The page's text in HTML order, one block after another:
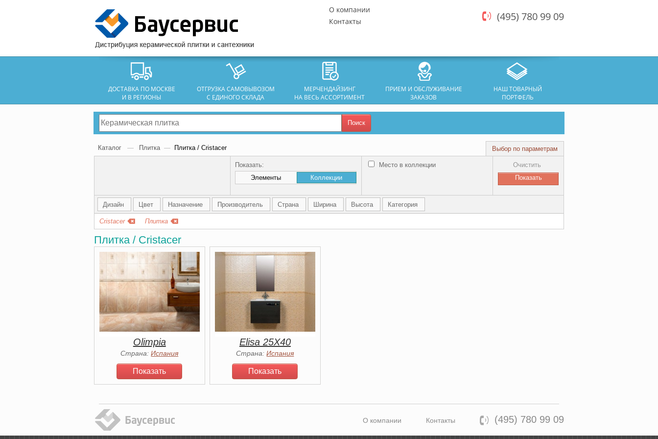
О компании
Контакты
(495) 780 99 09
ДОСТАВКА ПО МОСКВЕ
И В РЕГИОНЫ
ОТГРУЗКА САМОВЫВОЗОМ
С ЕДИНОГО СКЛАДА
МЕРЧЕНДАЙЗИНГ
НА ВЕСЬ АССОРТИМЕНТ
ПРИЕМ И ОБСЛУЖИВАНИЕ
ЗАКАЗОВ
НАШ ТОВАРНЫЙ
ПОРТФЕЛЬ
Поиск
Каталог — Плитка — Плитка / Cristacer Выбор по параметрам
Показать:
Элементы
Коллекции
Место в коллекции Очистить
Дизайн Цвет Назначение Производитель Страна Ширина Высота Категория
Cristacer Плитка
Плитка / Cristacer
Olimpia
Страна:Испания
Показать
Elisa 25Х40
Страна:Испания
Показать
О компании Контакты (495) 780 99 09